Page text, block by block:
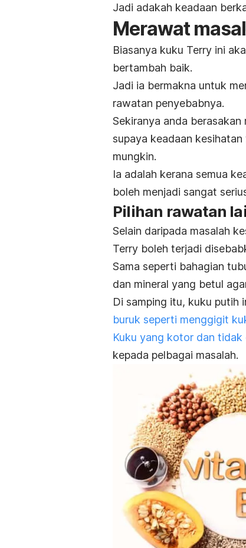
Jadi adakah keadaan
Merawat
Biasanya kuku Terry ini
bertambah baik.
Jadi ia bermakna untuk
rawatan penyebabnya.
Sekiranya anda berasakan
supaya keadaan
mungkin.
Ia adalah kerana semua
boleh menjadi sangat
Pilihan rawatan
Selain daripada masalah
Terry boleh terjadi
Sama seperti bahagian
dan mineral yang betul
Di samping itu, kuku putih
buruk seperti menggigit
Kuku yang kotor dan tidak
kepada pelbagai masalah.